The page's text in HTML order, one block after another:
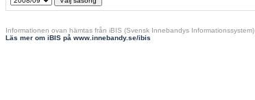
Informationen ovan hämtas från iBIS (Svensk Innebandys Informationssystem)
Läs mer om iBIS på www.innebandy.se/ibis